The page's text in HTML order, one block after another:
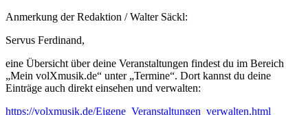
Anmerkung der Redaktion /Walter Säckl:
Servus Ferdinand,
eine Übersicht über deine Veranstaltungen findest du im Bereich
„Mein volXmusik.de“ unter „Termine“. Dort kannst du deine
Einträge auch direkt einsehen und verwalten:
https://volxmusik.de/Eigene_Veranstaltungen_verwalten.html